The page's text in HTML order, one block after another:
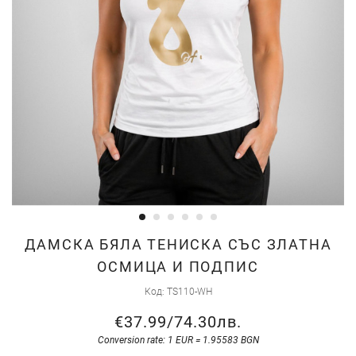
ДАМСКА БЯЛА ТЕНИСКА СЪС ЗЛАТНА
ОСМИЦА И ПОДПИС
Код TS110-WH
€37.99/74.30лв.
Conversion rate: 1 EUR = 1.95583 BGN
Skip